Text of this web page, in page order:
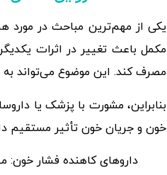
یکی از مهم‌ترین مباحث در مورد
مکمل باعث تغییر در اثرات
مصرف کند. این موضوع می‌تواند به
بنابراین، مشورت با پزشک یا
خون و جریان خون تأثیر مستقیم
داروهای کاهنده فشار